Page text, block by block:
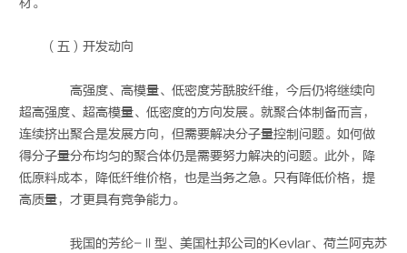
材。
（五）开发动向
高强度、高模量、低密度芳酰胺纤维，今后仍将继续向
超高强度、超高模量、低密度的方向发展。就聚合体制备而言，
连续挤出聚合是发展方向，但需要解决分子量控制问题。如何做
得分子量分布均匀的聚合体仍是需要努力解决的问题。此外，降
低原料成本，降低纤维价格，也是当务之急。只有降低价格，提
高质量，才更具有竞争能力。
我国的芳纶-Ⅱ型、美国杜邦公司的Kevlar、荷兰阿克苏